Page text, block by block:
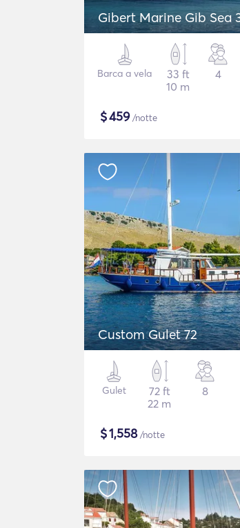
Gibert Marine Gib Sea
Barca a vela
33 ft
10 m
4
$459/notte
Custom Gulet 72
Gulet
72 ft
22 m
8
$1,558/notte